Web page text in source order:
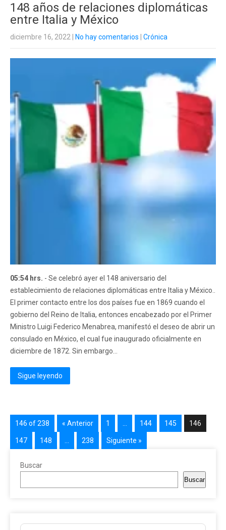
148 años de relaciones diplomáticas
entre Italia y México
diciembre 16, 2022 No hay comentarios Crónica
05:54 hrs. - Se celebró ayer el 148 aniversario del
establecimiento de relaciones diplomáticas entre Italia y México..
El primer contacto entre los dos países fue en 1869 cuando el
gobierno del Reino de Italia, entonces encabezado por el Primer
Ministro Luigi Federico Menabrea, manifestó el deseo de abrir un
consulado en México, el cual fue inaugurado oficialmente en
diciembre de 1872. Sin embargo...
Sigue leyendo
146 of 238 « Anterior 1 144 145 146
147 148 238 Siguiente »
Buscar
Buscar